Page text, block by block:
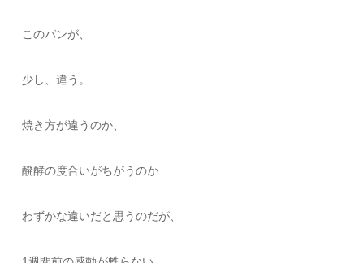
このパンが、
少し、違う。
焼き方が違うのか、
醗酵の度合いがちがうのか
わずかな違いだと思うのだが、